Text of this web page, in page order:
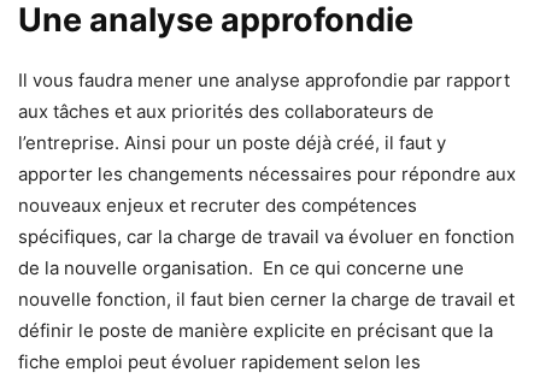
Une analyse approfondie
Il vous faudra mener une analyse approfondie par rapport
aux tâches et aux priorités des collaborateurs de
l’entreprise. Ainsi pour un poste déjà créé, il faut y
apporter les changements nécessaires pour répondre aux
nouveaux enjeux et recruter des compétences
spécifiques, car la charge de travail va évoluer en fonction
de la nouvelle organisation. En ce qui concerne une
nouvelle fonction, il faut bien cerner la charge de travail et
définir le poste de manière explicite en précisant que la
fiche emploi peut évoluer rapidement selon les